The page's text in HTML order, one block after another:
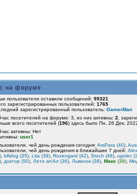
на форуме
пользователи оставили сообщений: 99321
зарегистрированных пользователей: 1765
зарегистрированный пользователь: GamerMan
посетителей на форуме: 3, из них активны: 2 ,
всего посетителей (196) здесь было Пн, 26 Дек,
активны: Нет
user1
чей день рождения сегодня: ArsPara (40)
чей день рождения в ближайшие 7 дней:
kifidog (35) Lita (39) Rozengard (42) Stoch (48) ugolec
доктор (50) Лето ап'Ал (36) Львенок (38) Макс (39)